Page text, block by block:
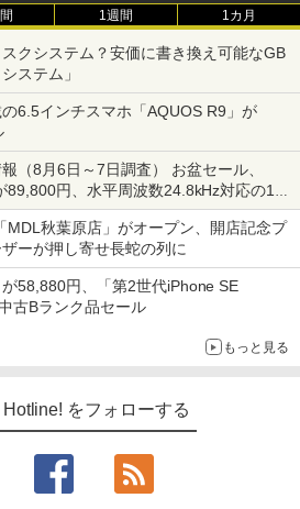
1週間 1カ月
クシステム？安価に書き換え可能なGB
ステム」
6.5インチスマホ「AQUOS R9」が
（8月6日～7日調査） お盆セール、
89,800円、水平周波数24.8kHz対応の17
暑さ指数連動セール ほか
MDL秋葉原店」がオープン、開店記念プ
ーが押し寄せ長蛇の列に
が58,880円、「第2世代iPhone SE
古Bランク品セール
もっと見る
をフォローする